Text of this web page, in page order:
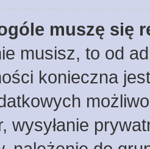
muszę się
musisz, to od
konieczna
wysyłanie